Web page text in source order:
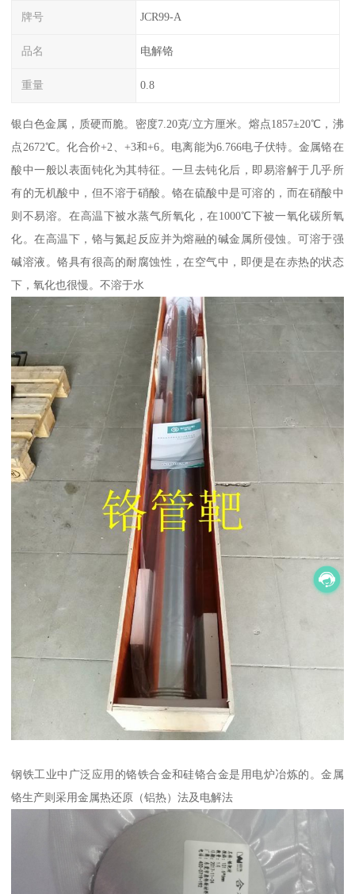
牌号 JCR99-A
品名 电解铬
重量 0.8
银白色金属，质硬而脆。密度7.20克/立方厘米。熔点1857±20℃，沸
点2672℃。化合价+2、+3和+6。电离能为6.766电子伏特。金属铬在
酸中一般以表面钝化为其特征。一旦去钝化后，即易溶解于几乎所
有的无机酸中，但不溶于硝酸。铬在硫酸中是可溶的，而在硝酸中
则不易溶。在高温下被水蒸气所氧化，在1000℃下被一氧化碳所氧
化。在高温下，铬与氮起反应并为熔融的碱金属所侵蚀。可溶于强
碱溶液。铬具有很高的耐腐蚀性，在空气中，即便是在赤热的状态
下，氧化也很慢。不溶于水
钢铁工业中广泛应用的铬铁合金和硅铬合金是用电炉冶炼的。金属
铬生产则采用金属热还原（铝热）法及电解法